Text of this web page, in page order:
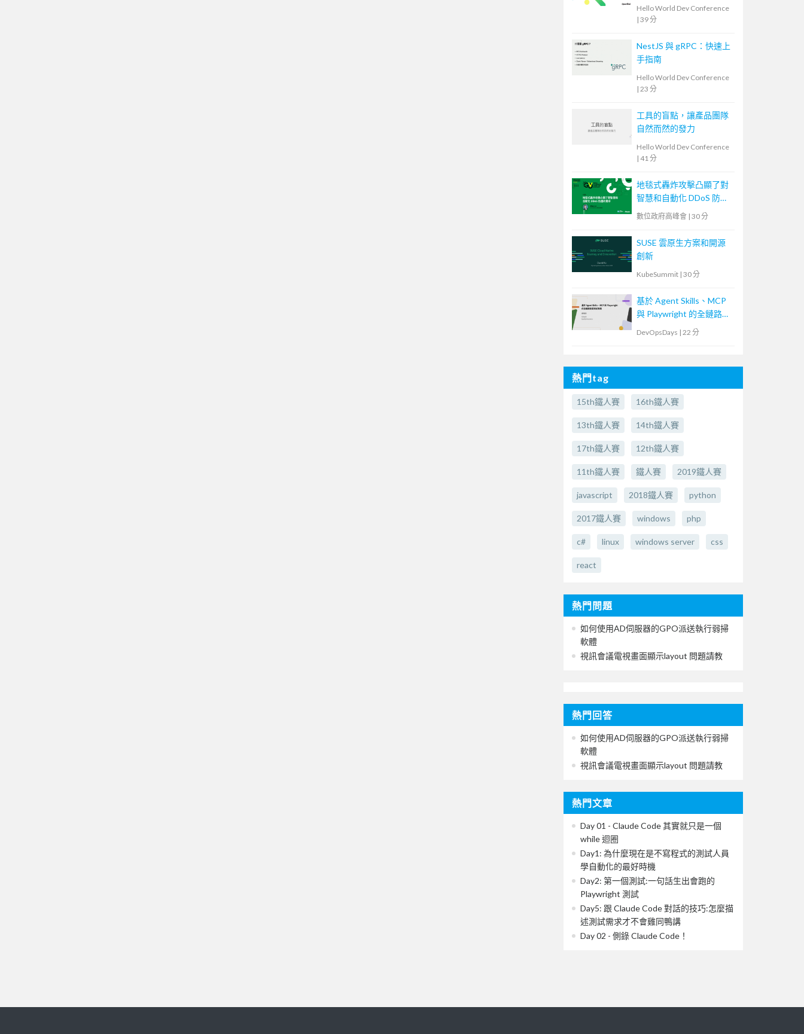
Hello World Dev Conference
| 39 分
NestJS 與 gRPC：快速上
手指南
Hello World Dev Conference
| 23 分
工具的盲點，讓產品團隊
自然而然的發力
Hello World Dev Conference
| 41 分
地毯式轟炸攻擊凸顯了對
智慧和自動化 DDoS 防護
的需求
數位政府高峰會 | 30 分
SUSE 雲原生方案和開源
創新
KubeSummit | 30 分
基於 Agent Skills、MCP
與 Playwright 的全鏈路智
DevOpsDays | 22 分
熱門tag
15th鐵人賽 16th鐵人賽
13th鐵人賽 14th鐵人賽
17th鐵人賽 12th鐵人賽
11th鐵人賽 鐵人賽 2019鐵人賽
javascript 2018鐵人賽 python
2017鐵人賽 windows php
c# linux windows server css
react
熱門問題
如何使用AD伺服器的GPO派送執行弱掃
軟體
視訊會議電視畫面顯示layout 問題請教
熱門回答
如何使用AD伺服器的GPO派送執行弱掃
軟體
視訊會議電視畫面顯示layout 問題請教
熱門文章
Day 01 - Claude Code 其實就只是一個
while 迴圈
Day1: 為什麼現在是不寫程式的測試人員
學自動化的最好時機
Day2: 第一個測試:一句話生出會跑的
Playwright 測試
Day5: 跟 Claude Code 對話的技巧:怎麼描
述測試需求才不會雞同鴨講
Day 02 - 側錄 Claude Code！